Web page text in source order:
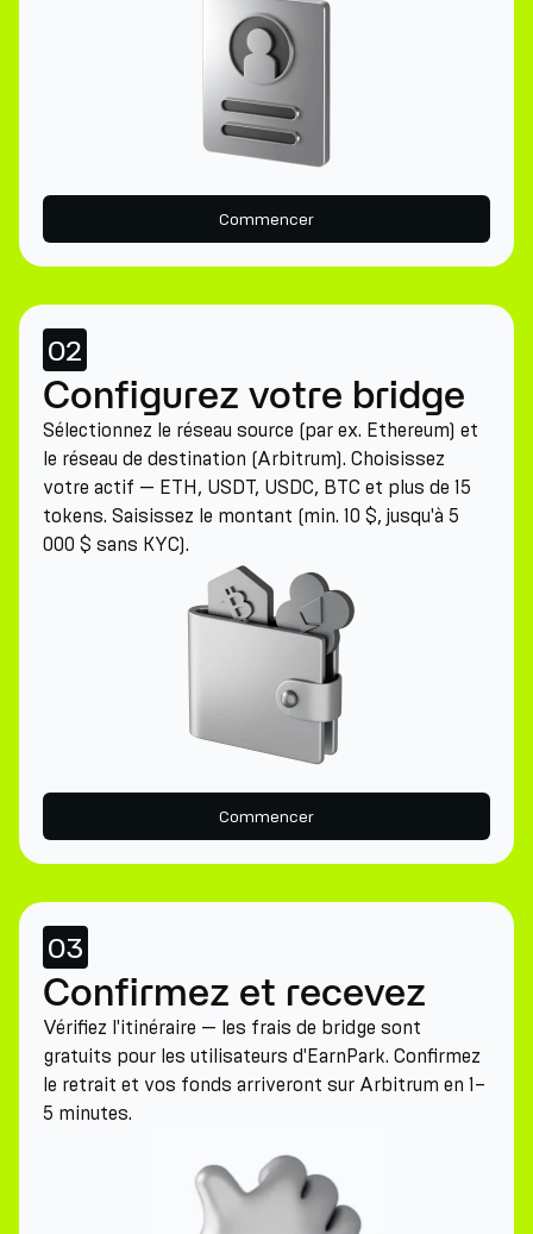
Commencer
02
Configurez votre bridge
Sélectionnez le réseau source (par ex. Ethereum) et
le réseau de destination (Arbitrum). Choisissez
votre actif — ETH, USDT, USDC, BTC et plus de 15
tokens. Saisissez le montant (min. 10 $, jusqu'à 5
000 $ sans KYC).
Commencer
03
Confirmez et recevez
Vérifiez l'itinéraire — les frais de bridge sont
gratuits pour les utilisateurs d'EarnPark. Confirmez
le retrait et vos fonds arriveront sur Arbitrum en 1–
5 minutes.